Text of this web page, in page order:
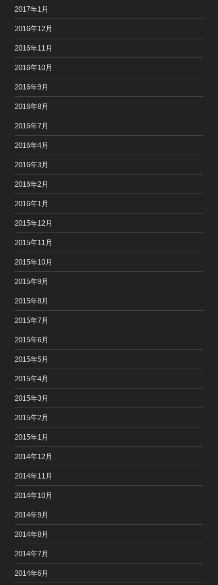
2017年1月
2016年12月
2016年11月
2016年10月
2016年9月
2016年8月
2016年7月
2016年4月
2016年3月
2016年2月
2016年1月
2015年12月
2015年11月
2015年10月
2015年9月
2015年8月
2015年7月
2015年6月
2015年5月
2015年4月
2015年3月
2015年2月
2015年1月
2014年12月
2014年11月
2014年10月
2014年9月
2014年8月
2014年7月
2014年6月